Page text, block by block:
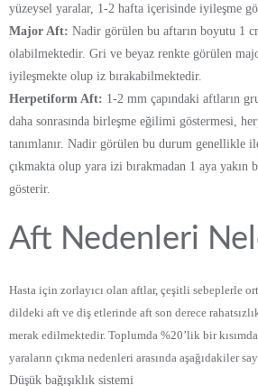
yüzeysel yaralar, 1-2 hafta içerisinde iyileşme
Major Aft: Nadir görülen bu aftarın boyutu 1
olabilmektedir. Gri ve beyaz renkte görülen
iyileşmekte olup iz bırakabilmektedir.
Herpetiform Aft: 1-2 mm çapındaki aftların
daha sonrasında birleşme eğilimi göstermesi,
tanımlanır. Nadir görülen bu durum genellikle
çıkmakta olup yara izi bırakmadan 1 aya yakın
gösterir.
Aft Nedenleri
Hasta için zorlayıcı olan aftlar, çeşitli sebeplerle
dildeki aft ve diş etlerinde aft son derece
merak edilmektedir. Toplumda %20’lik bir
yaraların çıkma nedenleri arasında aşağıdakiler
Düşük bağışıklık sistemi